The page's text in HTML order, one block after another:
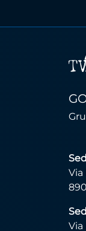
Via
Via